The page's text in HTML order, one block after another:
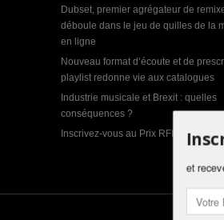
Dubset, premier agrégateur de
déboule dans le jeu de quilles de la
en ligne
Nouveau format d’écoute et de
playlist redonne vie aux catalogues
Industrie musicale et Brexit : quelles
conséquences ?
Inscrivez-vous au Prix RFI
et